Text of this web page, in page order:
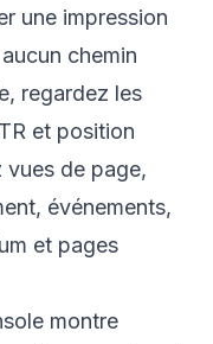
une impression
chemin
regardez les
et position
vues de page,
événements,
et pages
montre